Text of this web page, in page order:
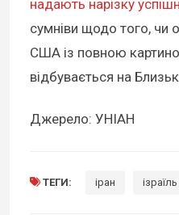
надають нарізку
сумніви щодо того, чи
США із повною
відбувається на
Джерело: УНІАН
ТЕГИ: іран ізраїль